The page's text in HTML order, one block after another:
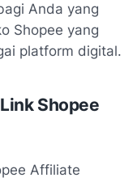
Anda yang
Shopee yang
platform digital.
Shopee
Affiliate